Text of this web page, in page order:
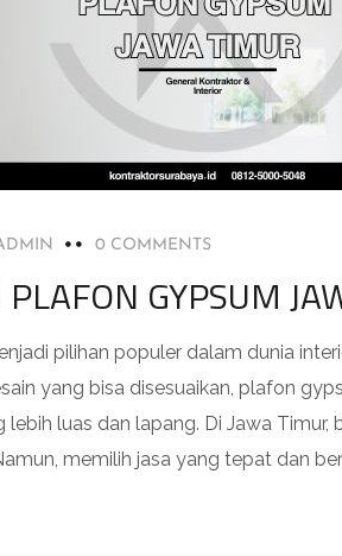
0 COMMENTS
PLAFON GYPSUM
pilihan populer dalam dunia
yang bisa disesuaikan, plafon
lebih luas dan lapang. Di Jawa
memilih jasa yang tepat dan